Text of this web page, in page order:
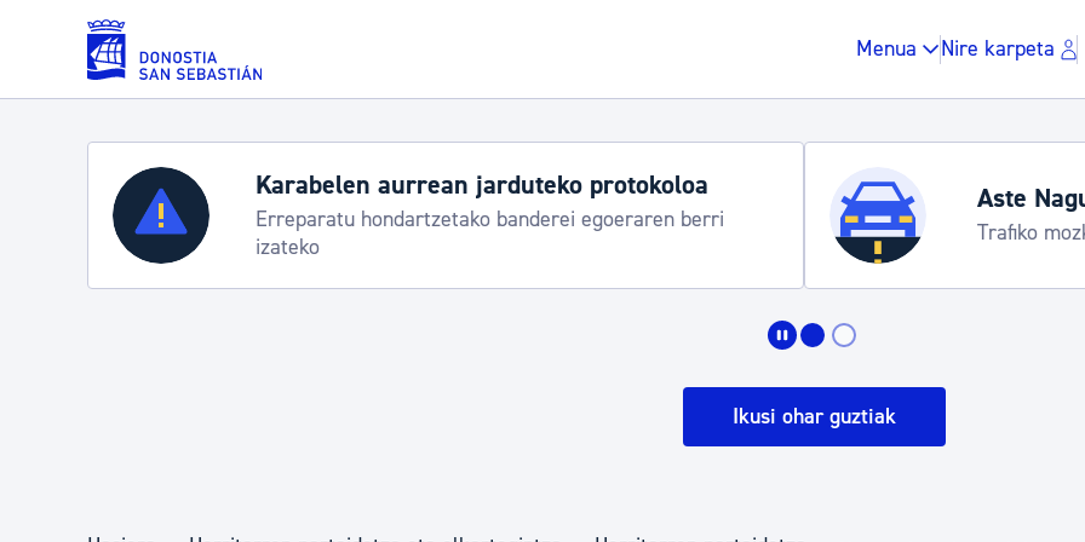
Eduki nagusira joan
Menua Nire karpeta
Zerbitzuak
Errolda eta gai pertsonalak
Gune publikoa,
Karabelen aurrean jarduteko protokoloa
Erreparatu hondartzetako banderei egoeraren berri
izateko
Aste
Trafiko
Ikusi ohar guztiak